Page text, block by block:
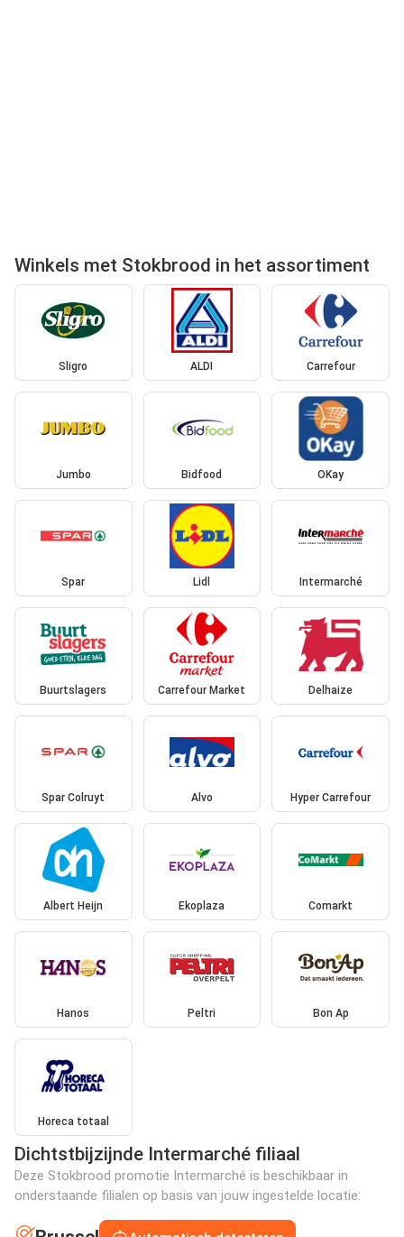
Winkels met Stokbrood in het assortiment
Sligro ALDI Carrefour
Jumbo Bidfood OKay
Spar Lidl Intermarché
Buurtslagers Carrefour Market Delhaize
Spar Colruyt Alvo Hyper Carrefour
Albert Heijn Ekoplaza Comarkt
Hanos Peltri Bon Ap
Horeca totaal
Dichtstbijzijnde Intermarché filiaal
Deze Stokbrood promotie Intermarché is beschikbaar in
onderstaande filialen op basis van jouw ingestelde locatie: